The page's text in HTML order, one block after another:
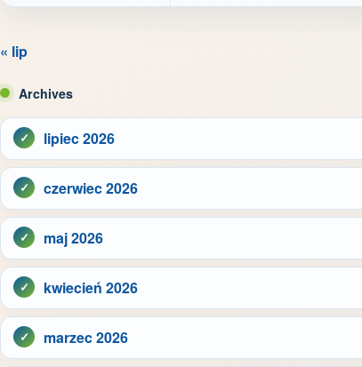
« lip
Archives
lipiec 2026
czerwiec 2026
maj 2026
kwiecień 2026
marzec 2026